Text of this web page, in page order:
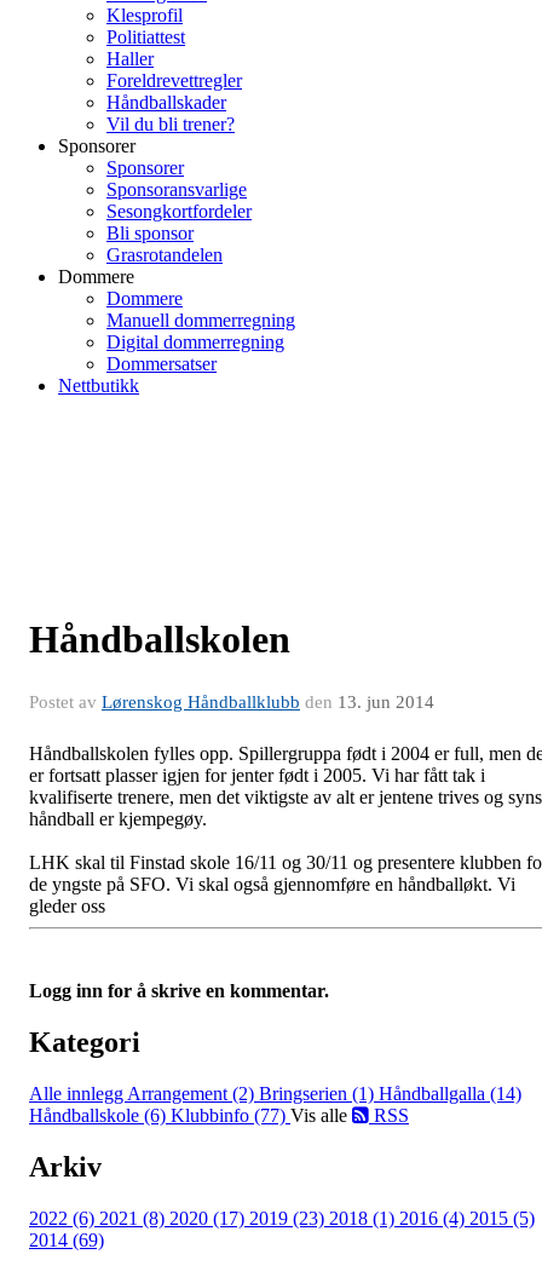
Klesprofil
Politiattest
Haller
Foreldrevettregler
Håndballskader
Vil du bli trener?
Sponsorer
Sponsorer
Sponsoransvarlige
Sesongkortfordeler
Bli sponsor
Grasrotandelen
Dommere
Dommere
Manuell dommerregning
Digital dommerregning
Dommersatser
Nettbutikk
Håndballskolen
Postet av Lørenskog Håndballklubb den 13. jun 2014
Håndballskolen fylles opp. Spillergruppa født i 2004 er full, men
er fortsatt plasser igjen for jenter født i 2005. Vi har fått tak i
kvalifiserte trenere, men det viktigste av alt er jentene trives og syns
håndball er kjempegøy.
LHK skal til Finstad skole 16/11 og 30/11 og presentere klubben
de yngste på SFO. Vi skal også gjennomføre en håndballøkt. Vi
gleder oss
Logg inn for å skrive en kommentar.
Kategori
Alle innlegg Arrangement (2) Bringserien (1) Håndballgalla (14)
Håndballskole (6) Klubbinfo (77) Vis alle RSS
Arkiv
2022 (6) 2021 (8) 2020 (17) 2019 (23) 2018 (1) 2016 (4) 2015 (5)
2014 (69)